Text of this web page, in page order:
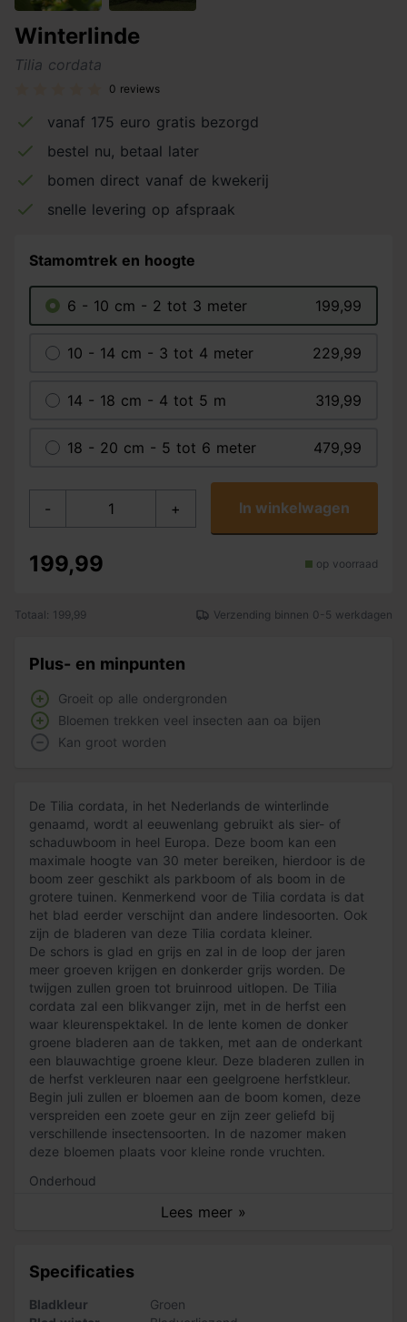
Winterlinde
Tilia cordata
0 reviews
vanaf 175 euro gratis bezorgd
bestel nu, betaal later
bomen direct vanaf de kwekerij
snelle levering op afspraak
Stamomtrek en hoogte
6 - 10 cm - 2 tot 3 meter 199,99
10 - 14 cm - 3 tot 4 meter 229,99
14 - 18 cm - 4 tot 5 m 319,99
18 - 20 cm - 5 tot 6 meter 479,99
- + In winkelwagen
199,99 op voorraad
Totaal: 199,99 Verzending binnen 0-5 werkdagen
Plus- en minpunten
Groeit op alle ondergronden
Bloemen trekken veel insecten aan oa bijen
Kan groot worden
De Tilia cordata, in het Nederlands de winterlinde
genaamd, wordt al eeuwenlang gebruikt als sier- of
schaduwboom in heel Europa. Deze boom kan een
maximale hoogte van 30 meter bereiken, hierdoor is de
boom zeer geschikt als parkboom of als boom in de
grotere tuinen. Kenmerkend voor de Tilia cordata is dat
het blad eerder verschijnt dan andere lindesoorten. Ook
zijn de bladeren van deze Tilia cordata kleiner.
De schors is glad en grijs en zal in de loop der jaren
meer groeven krijgen en donkerder grijs worden. De
twijgen zullen groen tot bruinrood uitlopen. De Tilia
cordata zal een blikvanger zijn, met in de herfst een
waar kleurenspektakel. In de lente komen de donker
groene bladeren aan de takken, met aan de onderkant
een blauwachtige groene kleur. Deze bladeren zullen in
de herfst verkleuren naar een geelgroene herfstkleur.
Begin juli zullen er bloemen aan de boom komen, deze
verspreiden een zoete geur en zijn zeer geliefd bij
verschillende insectensoorten. In de nazomer maken
deze bloemen plaats voor kleine ronde vruchten.
Lees meer »
Onderhoud
hoeft de boom enkel te snoeien om hem in zijn vorm te
week duren. De bomen worden speciaal voor jou uit de
Specificaties
Bladkleur
Groen